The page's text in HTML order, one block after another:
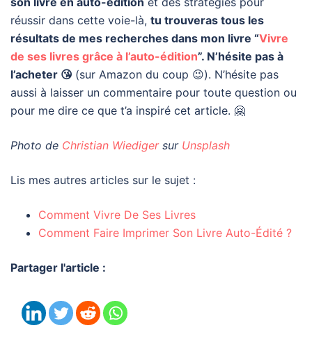
réussir dans cette voie-là, tu trouveras tous les
résultats de mes recherches dans mon livre “Vivre
de ses livres grâce à l’auto-édition”. N’hésite pas à
l’acheter 😘 (sur Amazon du coup 😉). N’hésite pas
aussi à laisser un commentaire pour toute question ou
pour me dire ce que t’a inspiré cet article. 🤗
Photo de Christian Wiedigersur Unsplash
Lis mes autres articles sur le sujet :
Comment Vivre De Ses Livres
Comment Faire Imprimer Son Livre Auto-Édité ?
Partager l'article :